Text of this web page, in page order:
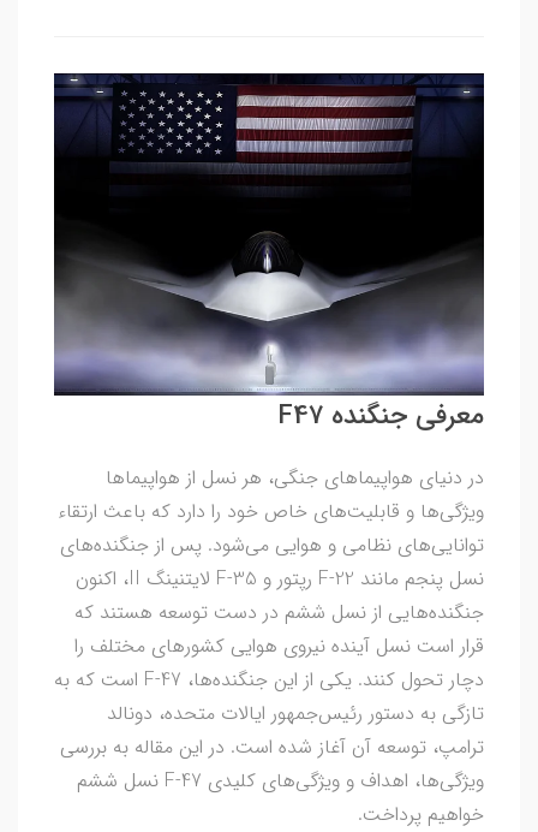
معرفی جنگنده F47
در دنیای هواپیماهای جنگی، هر نسل از هواپیماها
ویژگی‌ها و قابلیت‌های خاص خود را دارد که باعث ارتقاء
توانایی‌های نظامی و هوایی می‌شود. پس از جنگنده‌های
نسل پنجم مانند F-22 رپتور و F-35 لایتنینگ II، اکنون
جنگنده‌هایی از نسل ششم در دست توسعه هستند که
قرار است نسل آینده نیروی هوایی کشورهای مختلف را
دچار تحول کنند. یکی از این جنگنده‌ها، F-47 است که به
تازگی به دستور رئیس‌جمهور ایالات متحده، دونالد
ترامپ، توسعه آن آغاز شده است. در این مقاله به بررسی
ویژگی‌ها، اهداف و ویژگی‌های کلیدی F-47 نسل ششم
خواهیم پرداخت.